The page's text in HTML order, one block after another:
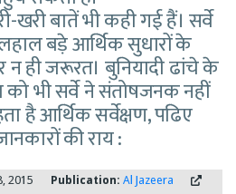
खरी बातें भी कही गई हैं। सर्वे
बड़े आर्थिक सुधारों के
ही जरूरत। बुनियादी ढांचे के
को भी सर्वे ने संतोषजनक नहीं
है आर्थिक सर्वेक्षण, पढिए
की राय :
2015 Publication: Al Jazeera